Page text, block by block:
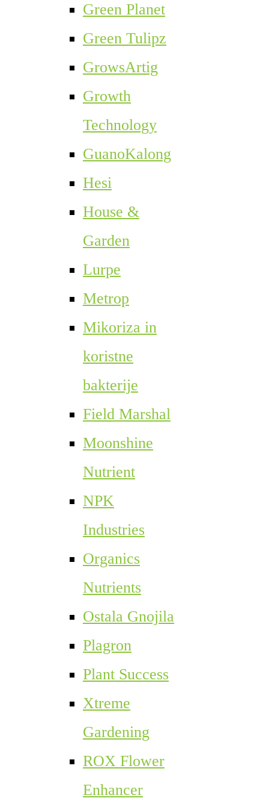
Green Planet
Green Tulipz
GrowsArtig
Growth
Technology
GuanoKalong
Hesi
House &
Garden
Lurpe
Metrop
Mikoriza in
koristne
bakterije
Field Marshal
Moonshine
Nutrient
NPK
Industries
Organics
Nutrients
Ostala Gnojila
Plagron
Plant Success
Xtreme
Gardening
ROX Flower
Enhancer